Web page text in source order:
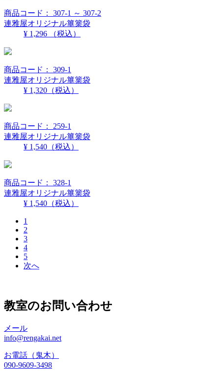
商品コード： 307-1 ～ 307-2
連雅屋オリジナル篳篥袋
¥ 1,296
（税込）
商品コード： 309-1
連雅屋オリジナル篳篥袋
¥ 1,320 （税込）
商品コード： 259-1
連雅屋オリジナル篳篥袋
¥ 1,540 （税込）
商品コード： 328-1
連雅屋オリジナル篳篥袋
¥ 1,540 （税込）
1
2
3
4
5
次へ
教室のお問い合わせ
メール
info@rengakai.net
お電話（鬼木）
090-9609-3498